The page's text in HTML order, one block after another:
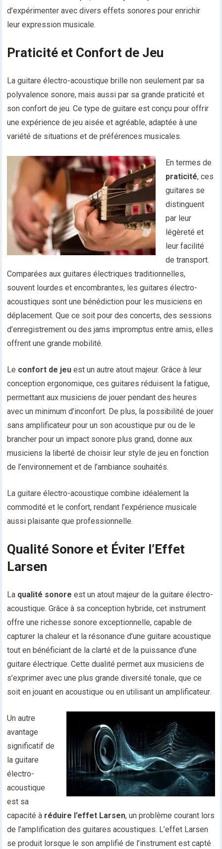
d’expérimenter avec divers effets sonores pour enrichir
leur expression musicale.
Praticité et Confort de Jeu
La guitare électro-acoustique brille non seulement par sa
polyvalence sonore, mais aussi par sa grande praticité et
son confort de jeu. Ce type de guitare est conçu pour offrir
une expérience de jeu aisée et agréable, adaptée à une
variété de situations et de préférences musicales.
En termes de
praticité, ces
guitares se
distinguent
par leur
légèreté et
leur facilité
de transport.
Comparées aux guitares électriques traditionnelles,
souvent lourdes et encombrantes, les guitares électro-
acoustiques sont une bénédiction pour les musiciens en
déplacement. Que ce soit pour des concerts, des sessions
d’enregistrement ou des jams impromptus entre amis, elles
offrent une grande mobilité.
Le confort de jeu est un autre atout majeur. Grâce à leur
conception ergonomique, ces guitares réduisent la fatigue,
permettant aux musiciens de jouer pendant des heures
avec un minimum d’inconfort. De plus, la possibilité de jouer
sans amplificateur pour un son acoustique pur ou de le
brancher pour un impact sonore plus grand, donne aux
musiciens la liberté de choisir leur style de jeu en fonction
de l’environnement et de l’ambiance souhaités.
La guitare électro-acoustique combine idéalement la
commodité et le confort, rendant l’expérience musicale
aussi plaisante que professionnelle.
Qualité Sonore et Éviter l’Effet
Larsen
La qualité sonore est un atout majeur de la guitare électro-
acoustique. Grâce à sa conception hybride, cet instrument
offre une richesse sonore exceptionnelle, capable de
capturer la chaleur et la résonance d’une guitare acoustique
tout en bénéficiant de la clarté et de la puissance d’une
guitare électrique. Cette dualité permet aux musiciens de
s’exprimer avec une plus grande diversité tonale, que ce
soit en jouant en acoustique ou en utilisant un amplificateur.
Un autre
avantage
significatif de
la guitare
électro-
acoustique
est sa
capacité à réduire l’effet Larsen, un problème courant lors
de l’amplification des guitares acoustiques. L’effet Larsen
se produit lorsque le son amplifié de l’instrument est capté